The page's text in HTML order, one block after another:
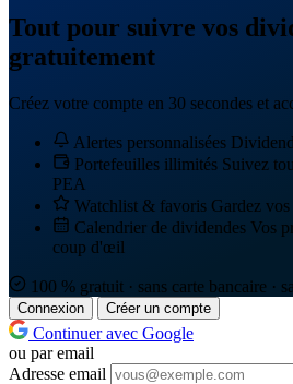
Tout pour suivre vos
gratuitement
Créez votre compte en 30 secondes et
Alertes personnalisées
Portefeuilles illimités Suivez
PEA
Watchlist & favoris Gardez
Calendrier de dividendes Vos
coup d'œil
100 % gratuit · sans carte bancaire ·
Connexion Créer un compte
Continuer avec Google
ou par email
Adresse email